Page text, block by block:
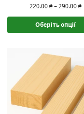
220.00₴ – 290.00₴
Оберіть опції